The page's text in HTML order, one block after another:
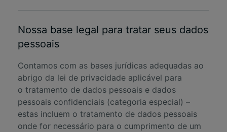
Nossa base legal para tratar seus dados
pessoais
Contamos com as bases jurídicas adequadas ao
abrigo da lei de privacidade aplicável para
o tratamento de dados pessoais e dados
pessoais confidenciais (categoria especial) –
estas incluem o tratamento de dados pessoais
onde for necessário para o cumprimento de um